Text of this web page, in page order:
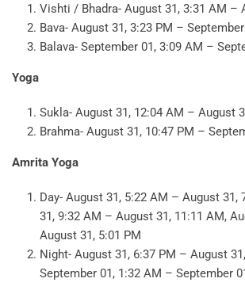
Vishti / Bhadra- August 31, 3:31 AM –
Bava- August 31, 3:23 PM –
Balava- September 01, 3:09 AM –
Yoga
Sukla- August 31, 12:04 AM – August
Brahma- August 31, 10:47 PM –
Amrita Yoga
Day- August 31, 5:22 AM – August 31,
31, 9:32 AM – August 31, 11:11 AM,
August 31, 5:01 PM
Night- August 31, 6:37 PM – August
September 01, 1:32 AM – September